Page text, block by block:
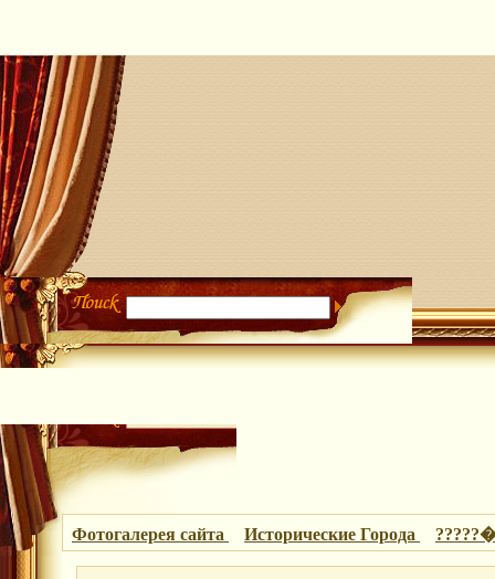
Фотогалерея сайта Исторические Города